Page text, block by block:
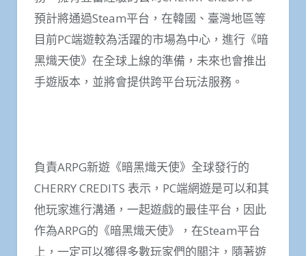
預計將通過Steam平台，在韓國、臺灣地區等
目前PC端遊較為活躍的市場為中心，進行《暗
黑熾天使》在全球上線的準備，未來也會推出
手遊版本，並將會提供跨平台玩法服務。
負責ARPG新遊《暗黑熾天使》全球發行的
CHERRY CREDITS 表示，PC端網遊是可以和其
他玩家進行溝通，一起遊戲的最佳平台，因此
作為ARPG的《暗黑熾天使》，在Steam平台
上，一定可以獲得多數玩家們的關注，隨著遊